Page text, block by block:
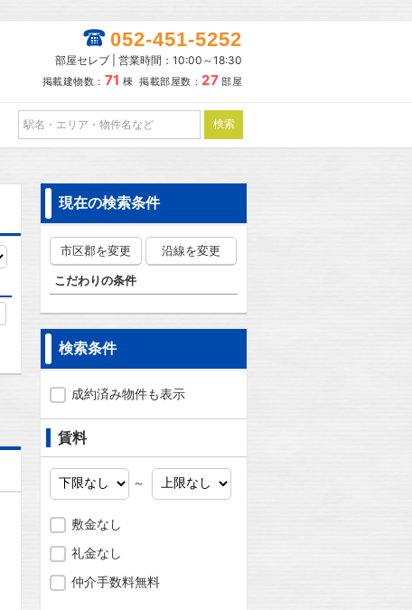
052-451-5252
部屋セレブ | 営業時間：10:00～18:30
掲載建物数： 71 棟 掲載部屋数： 27 部屋
現在の検索条件
市区郡を変更 沿線を変更
こだわりの条件
検索条件
成約済み物件も表示
賃料
～
敷金なし
礼金なし
仲介手数料無料